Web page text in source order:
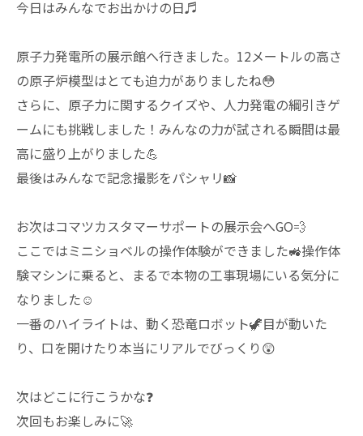
今日はみんなでお出かけの日♬
原子力発電所の展示館へ行きました。12メートルの高さ
の原子炉模型はとても迫力がありましたね😳
さらに、原子力に関するクイズや、人力発電の綱引きゲ
ームにも挑戦しました！みんなの力が試される瞬間は最
高に盛り上がりました💪
最後はみんなで記念撮影をパシャリ📸
お次はコマツカスタマーサポートの展示会へGO💨
ここではミニショベルの操作体験ができました🚜操作体
験マシンに乗ると、まるで本物の工事現場にいる気分に
なりました☺️
一番のハイライトは、動く恐竜ロボット🦖目が動いた
り、口を開けたり本当にリアルでびっくり😲
次はどこに行こうかな❓
次回もお楽しみに🚀